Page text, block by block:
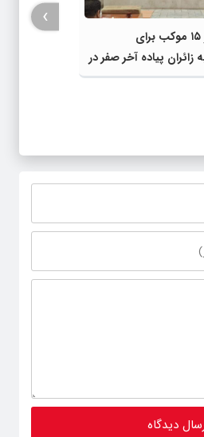
آمادگی بیش از ۱۵ موکب برای
پیاده آخر صفر در
›